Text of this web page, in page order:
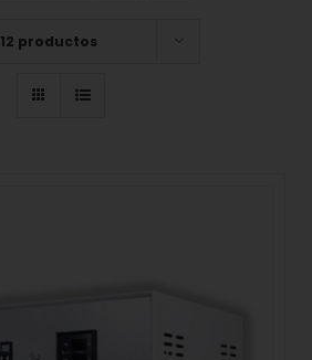
12 productos